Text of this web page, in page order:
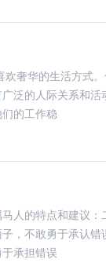
奢华的生活方式
泛的人际关系和活
的工作稳
人的特点和建议：
，不敢勇于承认错
承担错误